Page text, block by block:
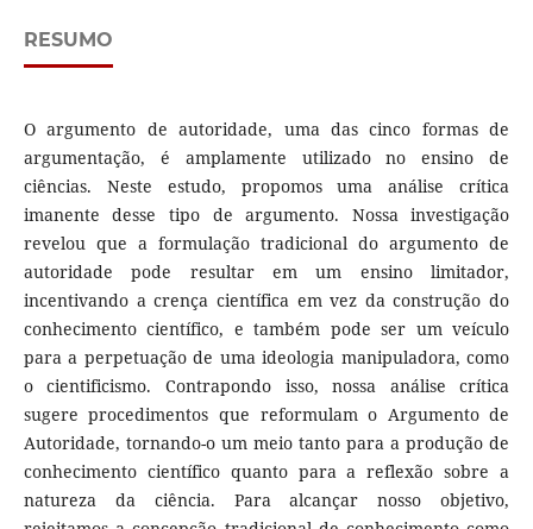
RESUMO
O argumento de autoridade, uma das cinco formas de
argumentação, é amplamente utilizado no ensino de
ciências. Neste estudo, propomos uma análise crítica
imanente desse tipo de argumento. Nossa investigação
revelou que a formulação tradicional do argumento de
autoridade pode resultar em um ensino limitador,
incentivando a crença científica em vez da construção do
conhecimento científico, e também pode ser um veículo
para a perpetuação de uma ideologia manipuladora, como
o cientificismo. Contrapondo isso, nossa análise crítica
sugere procedimentos que reformulam o Argumento de
Autoridade, tornando-o um meio tanto para a produção de
conhecimento científico quanto para a reflexão sobre a
natureza da ciência. Para alcançar nosso objetivo,